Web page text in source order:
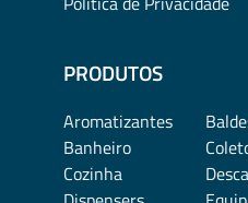
PRODUTOS
Aromatizantes
Banheiro
Cozinha